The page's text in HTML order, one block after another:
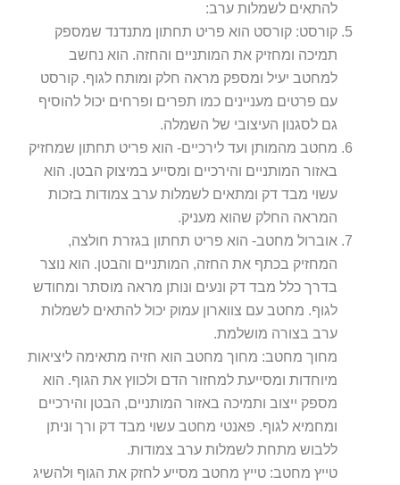
להתאים לשמלות ערב:
קורסט: קורסט הוא פריט תחתון מתנדנד שמספק
תמיכה ומחזיק את המותניים והחזה. הוא נחשב
למחטב יעיל ומספק מראה חלק ומותח לגוף. קורסט
עם פרטים מעניינים כמו תפרים ופרחים יכול להוסיף
גם לסגנון העיצובי של השמלה.
מחטב מהמותן ועד לירכיים- הוא פריט תחתון שמחזיק
באזור המותניים והירכיים ומסייע במיצוק הבטן. הוא
עשוי מבד דק ומתאים לשמלות ערב צמודות בזכות
המראה החלק שהוא מעניק.
אוברול מחטב- הוא פריט תחתון בגזרת חולצה,
המחזיק בכתף את החזה, המותניים והבטן. הוא נוצר
בדרך כלל מבד דק ונעים ונותן מראה מוסתר ומחודש
לגוף. מחטב עם צווארון עמוק יכול להתאים לשמלות
ערב בצורה מושלמת.
מחוך מחטב: מחוך מחטב הוא חזיה מתאימה ליציאות
מיוחדות ומסייעת למחזור הדם ולכווץ את הגוף. הוא
מספק ייצוב ותמיכה באזור המותניים, הבטן והירכיים
ומחמיא לגוף. פאנטי מחטב עשוי מבד דק ורך וניתן
ללבוש מתחת לשמלות ערב צמודות.
טייץ מחטב: טייץ מחטב מסייע לחזק את הגוף ולהשיג